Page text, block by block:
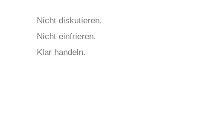
Nicht diskutieren.
Nicht einfrieren.
Klar handeln.